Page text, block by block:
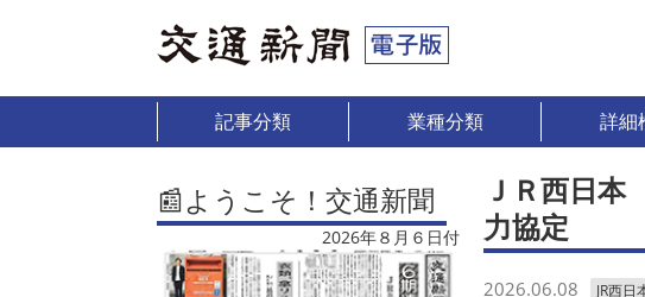
記事分類 業種分類 詳細
📰ようこそ！交通新聞
2026年８月６日付
ＪＲ西日
力協定
2026.06.08 JR西日